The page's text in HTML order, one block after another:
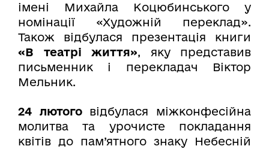
імені Михайла Коцюбинського у
номінації «Художній переклад».
Також відбулася презентація книги
«В театрі життя», яку представив
письменник і перекладач Віктор
Мельник.
24 лютоговідбулася міжконфесійна
молитва та урочисте покладання
квітів до пам’ятного знаку Небесній